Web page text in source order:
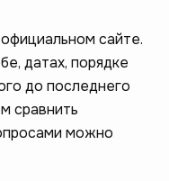
сайте.
датах, порядке
до последнего
сравнить
можно